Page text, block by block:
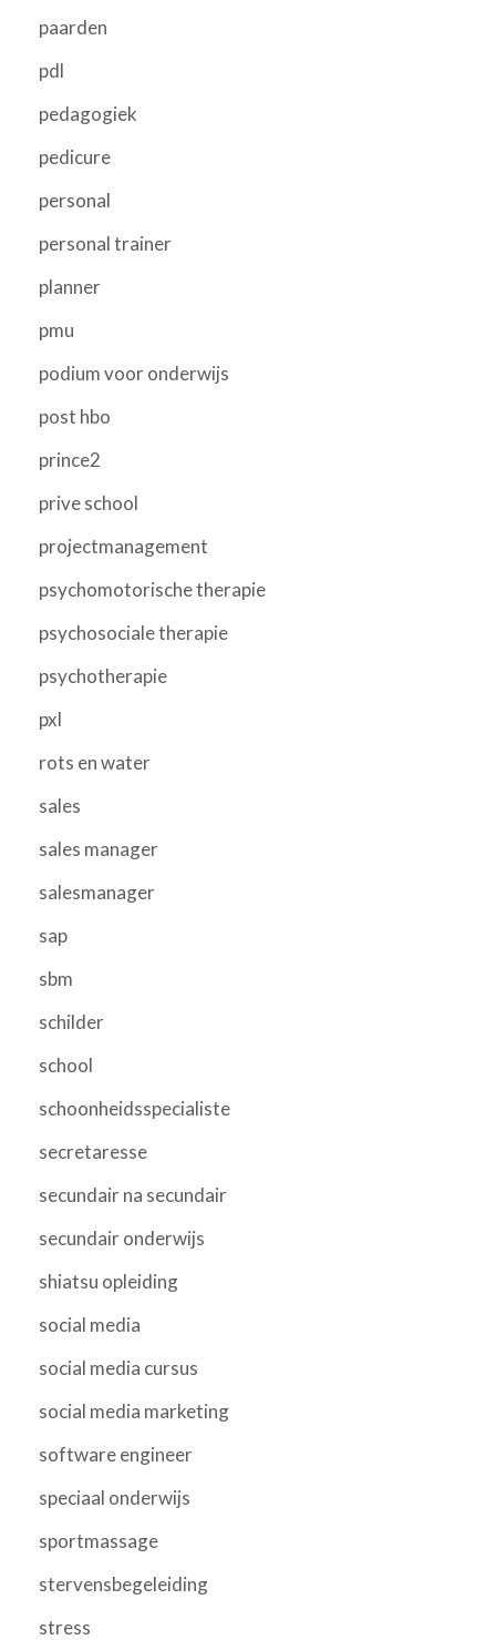
paarden
pdl
pedagogiek
pedicure
personal
personal trainer
planner
pmu
podium voor onderwijs
post hbo
prince2
prive school
projectmanagement
psychomotorische therapie
psychosociale therapie
psychotherapie
pxl
rots en water
sales
sales manager
salesmanager
sap
sbm
schilder
school
schoonheidsspecialiste
secretaresse
secundair na secundair
secundair onderwijs
shiatsu opleiding
social media
social media cursus
social media marketing
software engineer
speciaal onderwijs
sportmassage
stervensbegeleiding
stress